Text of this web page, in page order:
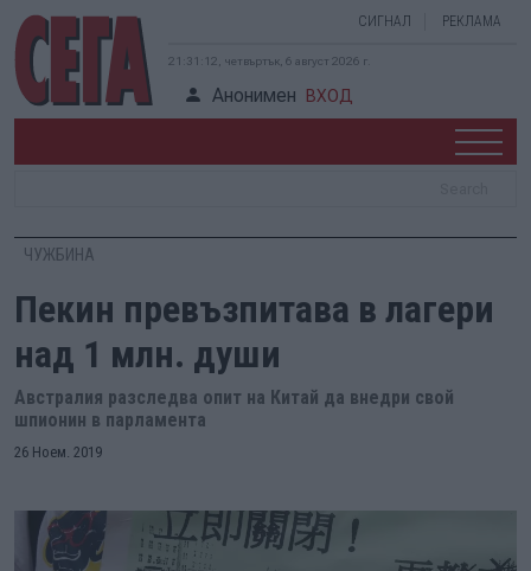
СИГНАЛ РЕКЛАМА
21:31:13, четвъртък, 6 август 2026 г.
Анонимен ВХОД
ЧУЖБИНА
Пекин превъзпитава в лагери
над 1 млн. души
Австралия разследва опит на Китай да внедри свой
шпионин в парламента
26 Ноем. 2019